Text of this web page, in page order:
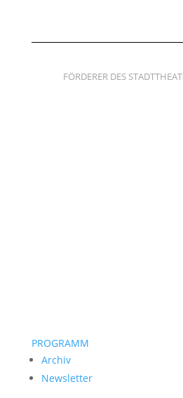
FÖRDERER DES
PROGRAMM
Archiv
Newsletter